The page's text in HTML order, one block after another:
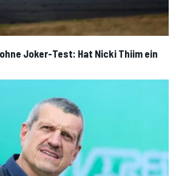
Joker-Test: Hat Nicki Thiim ein